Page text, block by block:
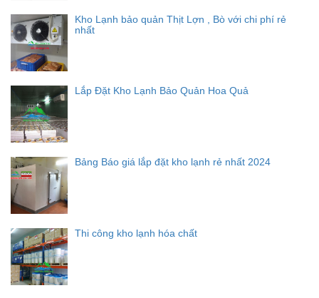
Kho Lạnh bảo quản Thịt Lợn , Bò với chi phí rẻ
nhất
Lắp Đặt Kho Lạnh Bảo Quản Hoa Quả
Bảng Báo giá lắp đặt kho lạnh rẻ nhất 2024
Thi công kho lạnh hóa chất